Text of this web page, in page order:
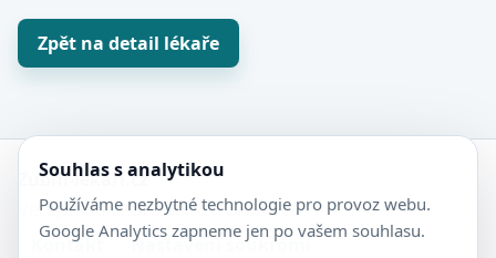
Zpět na detail lékaře
Zubní-lékaři.cz
Veřejný adresář zubních ordinací.
Kontakt
Nastavení soukromí
Souhlas s analytikou
Používáme nezbytné technologie pro provoz webu.
Google Analytics zapneme jen po vašem souhlasu.